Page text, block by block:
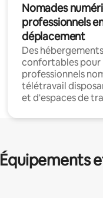
Nomades
professionnels
déplacement
Des hébergements
confortables pour
professionnels
télétravail
et d'espaces de
Équipements